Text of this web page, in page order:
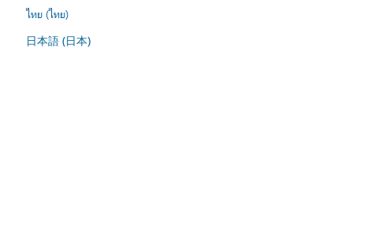
ไทย (ไทย)
日本語 (日本)